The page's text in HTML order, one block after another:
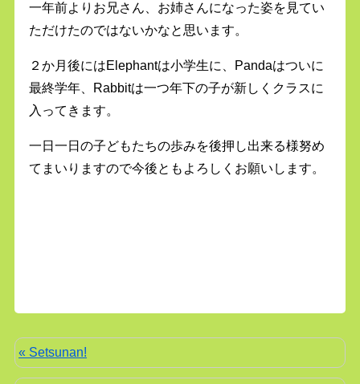
一年前よりお兄さん、お姉さんになった姿を見てい
ただけたのではないかなと思います。
２か月後にはElephantは小学生に、Pandaはついに
最終学年、Rabbitは一つ年下の子が新しくクラスに
入ってきます。
一日一日の子どもたちの歩みを後押し出来る様努め
てまいりますので今後ともよろしくお願いします。
« Setsunan!